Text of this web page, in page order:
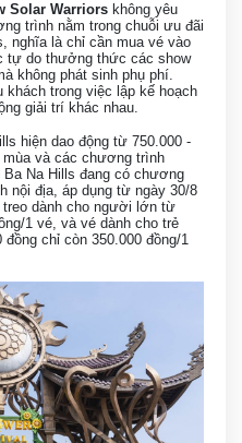
Solar Warriors không yêu
trình nằm trong chuỗi ưu đãi
nghĩa là chỉ cần mua vé vào
tự do thưởng thức các show
không phát sinh phụ phí.
trong việc lập kế hoạch
giải trí khác nhau.
hiện dao động từ 750.000 -
và các chương trình
Na Hills đang có chương
nội địa, áp dụng từ ngày 30/8
dành cho người lớn từ
1 vé, và vé dành cho trẻ
chỉ còn 350.000 đồng/1